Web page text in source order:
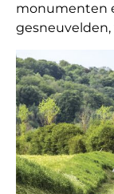
monumenten